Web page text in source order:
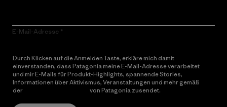
E-Mail-Adresse
Durch Klicken auf die Anmelden Taste, erkläre mich damit
einverstanden, dass Patagonia meine E-Mail-Adresse verarbeitet
und mir E-Mails für Produkt-Highlights, spannende Stories,
Informationen über Aktivismus, Veranstaltungen und mehr gemäß
der
von Patagonia zusendet.